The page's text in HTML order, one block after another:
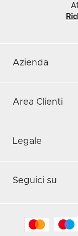
Azienda
Area Clienti
Legale
Seguici su